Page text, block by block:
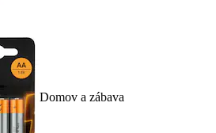
Domov a zábava